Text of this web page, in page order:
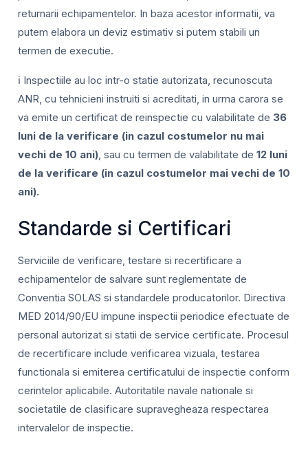
returnarii echipamentelor. In baza acestor informatii, va
putem elabora un deviz estimativ si putem stabili un
termen de executie.
ℹ️ Inspectiile au loc intr-o statie autorizata, recunoscuta
ANR, cu tehnicieni instruiti si acreditati, in urma carora se
va emite un certificat de reinspectie cu valabilitate de 36
luni de la verificare (in cazul costumelor nu mai
vechi de 10 ani), sau cu termen de valabilitate de 12 luni
de la verificare (in cazul costumelor mai vechi de 10
ani).
Standarde si Certificari
Serviciile de verificare, testare si recertificare a
echipamentelor de salvare sunt reglementate de
Conventia SOLAS si standardele producatorilor. Directiva
MED 2014/90/EU impune inspectii periodice efectuate de
personal autorizat si statii de service certificate. Procesul
de recertificare include verificarea vizuala, testarea
functionala si emiterea certificatului de inspectie conform
cerintelor aplicabile. Autoritatile navale nationale si
societatile de clasificare supravegheaza respectarea
intervalelor de inspectie.